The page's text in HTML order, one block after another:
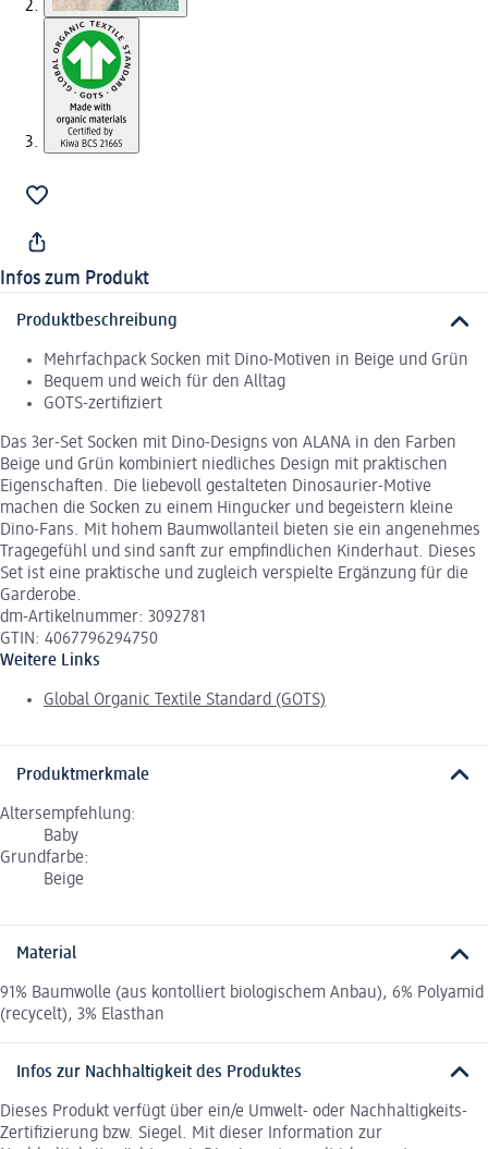
Infos zum Produkt
Produktbeschreibung
Mehrfachpack Socken mit Dino-Motiven in Beige und Grün
Bequem und weich für den Alltag
GOTS-zertifiziert
Das 3er-Set Socken mit Dino-Designs von ALANA in den Farben
Beige und Grün kombiniert niedliches Design mit praktischen
Eigenschaften. Die liebevoll gestalteten Dinosaurier-Motive
machen die Socken zu einem Hingucker und begeistern kleine
Dino-Fans. Mit hohem Baumwollanteil bieten sie ein angenehmes
Tragegefühl und sind sanft zur empfindlichen Kinderhaut. Dieses
Set ist eine praktische und zugleich verspielte Ergänzung für die
Garderobe.
dm-Artikelnummer: 3092781
GTIN: 4067796294750
Weitere Links
Global Organic Textile Standard (GOTS)
Produktmerkmale
Altersempfehlung:
Baby
Grundfarbe:
Beige
Material
91% Baumwolle (aus kontolliert biologischem Anbau), 6% Polyamid
(recycelt), 3% Elasthan
Infos zur Nachhaltigkeit des Produktes
Dieses Produkt verfügt über ein/e Umwelt- oder Nachhaltigkeits-
Zertifizierung bzw. Siegel. Mit dieser Information zur